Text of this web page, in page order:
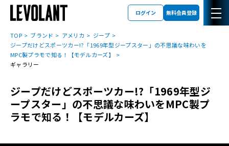
ログイン 無料会員登録
TOP ブランド アメリカ
ジープ
ジープだけどスポーツカー!?「1969年型ジープスター」の不思議な味わいを
MPC製プラモで知る！【モデルカーズ】
ギャラリー
ジープだけどスポーツカー!?「1969年型ジ
ープスター」の不思議な味わいをMPC製プ
ラモで知る！【モデルカーズ】